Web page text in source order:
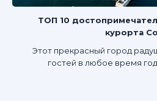
ТОП 10
курорта
Этот прекрасный город
гостей в любое время